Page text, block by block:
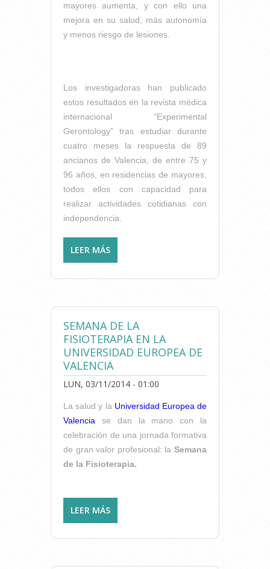
mayores aumenta, y con ello una
mejora en su salud, más autonomía
y menos riesgo de lesiones.
Los investigadoras han publicado
estos resultados en la revista médica
internacional “Experimental
Gerontology” tras estudiar durante
cuatro meses la respuesta de 89
ancianos de Valencia, de entre 75 y
96 años, en residencias de mayores,
todos ellos con capacidad para
realizar actividades cotidianas con
independencia.
LEER MÁS
VALENCIANOS
DEMUESTRAN QUE EL
SEMANA DE LA
FISIOTERAPIA EN LA
UNIVERSIDAD EUROPEA DE
VALENCIA
LUN, 03/11/2014 - 01:00
La salud y la Universidad Europea de
Valencia se dan la mano con la
celebración de una jornada formativa
de gran valor profesional: la Semana
de la Fisioterapia.
LEER MÁS
FISIOTERAPIA EN LA
UNIVERSIDAD EUROPEA DE